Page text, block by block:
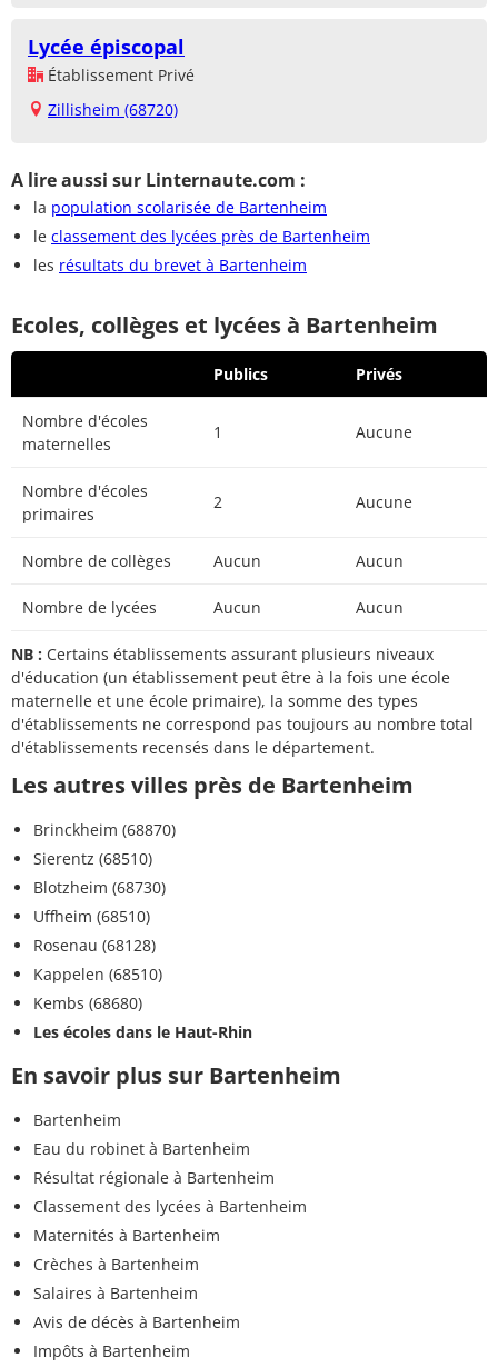
Lycée épiscopal
Établissement Privé
Zillisheim (68720)
A lire aussi sur Linternaute.com :
la population scolarisée de Bartenheim
le classement des lycées près de Bartenheim
les résultats du brevet à Bartenheim
Ecoles, collèges et lycées à Bartenheim
Publics Privés
Nombre d'écoles
maternelles
1 Aucune
Nombre d'écoles
primaires
2 Aucune
Nombre de collèges Aucun Aucun
Nombre de lycées Aucun Aucun
NB : Certains établissements assurant plusieurs niveaux
d'éducation (un établissement peut être à la fois une école
maternelle et une école primaire), la somme des types
d'établissements ne correspond pas toujours au nombre total
d'établissements recensés dans le département.
Les autres villes près de Bartenheim
Brinckheim (68870)
Sierentz (68510)
Blotzheim (68730)
Uffheim (68510)
Rosenau (68128)
Kappelen (68510)
Kembs (68680)
Les écoles dans le Haut-Rhin
En savoir plus sur Bartenheim
Bartenheim
Eau du robinet à Bartenheim
Résultat régionale à Bartenheim
Classement des lycées à Bartenheim
Maternités à Bartenheim
Crèches à Bartenheim
Salaires à Bartenheim
Avis de décès à Bartenheim
Impôts à Bartenheim